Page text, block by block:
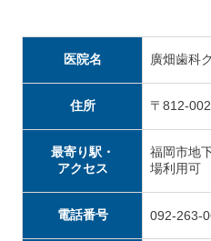
医院名 廣畑歯科
住所 〒812-
最寄り駅・
アクセス
福岡市地
場利用可
電話番号 092-263-